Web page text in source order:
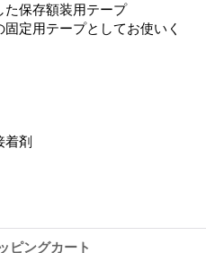
た保存額装用テープ
定用テープとしてお使いく
剤
ピングカート